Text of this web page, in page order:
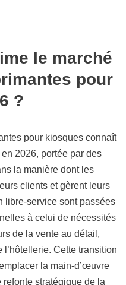
le marché
pour
?
pour kiosques connaît
2026, portée par des
la manière dont les
clients et gèrent leurs
libre-service sont passées
à celui de nécessités
de la vente au détail,
Cette transition
la main-d’œuvre
stratégique de la